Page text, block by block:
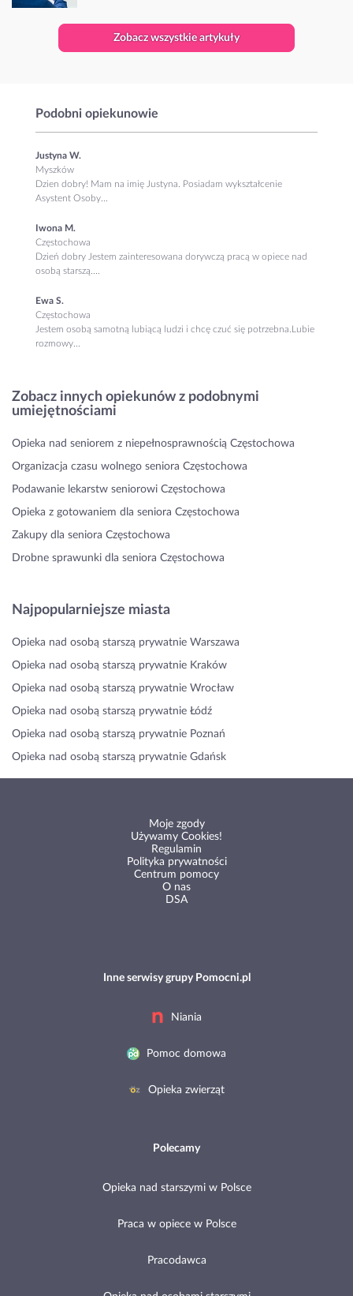
Zobacz wszystkie artykuły
Podobni opiekunowie
Justyna W.
Myszków
Dzien dobry! Mam na imię Justyna. Posiadam wykształcenie
Asystent Osoby...
Iwona M.
Częstochowa
Dzień dobry Jestem zainteresowana dorywczą pracą w opiece nad
osobą starszą....
Ewa S.
Częstochowa
Jestem osobą samotną lubiącą ludzi i chcę czuć się potrzebna.Lubie
rozmowy...
Zobacz innych opiekunów z podobnymi
umiejętnościami
Opieka nad seniorem z niepełnosprawnością Częstochowa
Organizacja czasu wolnego seniora Częstochowa
Podawanie lekarstw seniorowi Częstochowa
Opieka z gotowaniem dla seniora Częstochowa
Zakupy dla seniora Częstochowa
Drobne sprawunki dla seniora Częstochowa
Najpopularniejsze miasta
Opieka nad osobą starszą prywatnie Warszawa
Opieka nad osobą starszą prywatnie Kraków
Opieka nad osobą starszą prywatnie Wrocław
Opieka nad osobą starszą prywatnie Łódź
Opieka nad osobą starszą prywatnie Poznań
Opieka nad osobą starszą prywatnie Gdańsk
Moje zgody
Używamy Cookies!
Regulamin
Polityka prywatności
Centrum pomocy
O nas
DSA
Inne serwisy grupy Pomocni.pl
Niania
Pomoc domowa
Opieka zwierząt
Polecamy
Opieka nad starszymi w Polsce
Praca w opiece w Polsce
Pracodawca